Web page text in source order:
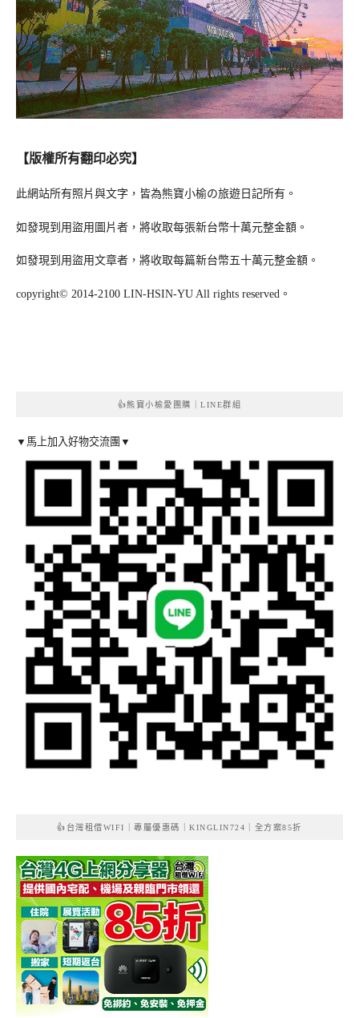
【版權所有翻印必究】
此網站所有照片與文字，皆為熊寶小榆の旅遊日記所有。
如發現到用盜用圖片者，將收取每張新台幣十萬元整金額。
如發現到用盜用文章者，將收取每篇新台幣五十萬元整金額。
copyright© 2014-2100 LIN-HSIN-YU All rights reserved。
👍熊寶小榆愛團購｜LINE群組
▼馬上加入好物交流團▼
👍台灣租借WIFI｜專屬優惠碼｜KINGLIN724｜全方案85折